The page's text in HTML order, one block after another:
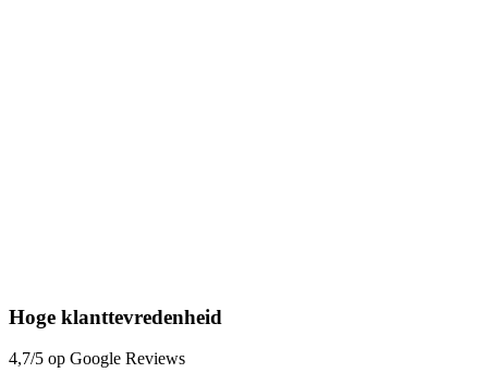
Hoge klanttevredenheid
4,7/5 op Google Reviews